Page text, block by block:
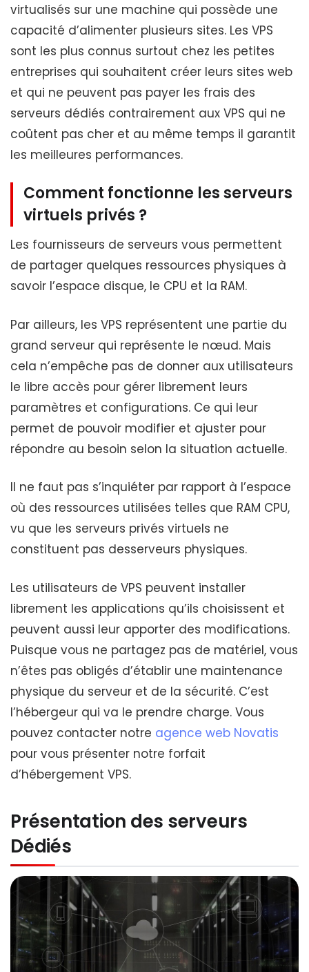
virtualisés sur une machine qui possède une
capacité d’alimenter plusieurs sites. Les VPS
sont les plus connus surtout chez les petites
entreprises qui souhaitent créer leurs sites web
et qui ne peuvent pas payer les frais des
serveurs dédiés contrairement aux VPS qui ne
coûtent pas cher et au même temps il garantit
les meilleures performances.
Comment fonctionne les serveurs
virtuels privés ?
Les fournisseurs de serveurs vous permettent
de partager quelques ressources physiques à
savoir l’espace disque, le CPU et la RAM.
Par ailleurs, les VPS représentent une partie du
grand serveur qui représente le nœud. Mais
cela n’empêche pas de donner aux utilisateurs
le libre accès pour gérer librement leurs
paramètres et configurations. Ce qui leur
permet de pouvoir modifier et ajuster pour
répondre au besoin selon la situation actuelle.
Il ne faut pas s’inquiéter par rapport à l’espace
où des ressources utilisées telles que RAM CPU,
vu que les serveurs privés virtuels ne
constituent pas desserveurs physiques.
Les utilisateurs de VPS peuvent installer
librement les applications qu’ils choisissent et
peuvent aussi leur apporter des modifications.
Puisque vous ne partagez pas de matériel, vous
n’êtes pas obligés d’établir une maintenance
physique du serveur et de la sécurité. C’est
l’hébergeur qui va le prendre charge. Vous
pouvez contacter notre agence web Novatis
pour vous présenter notre forfait
d’hébergement VPS.
Présentation des serveurs
Dédiés